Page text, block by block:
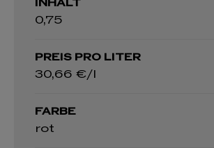
INHALT
0,75
PREIS PRO LITER
30,66 €/l
FARBE
rot